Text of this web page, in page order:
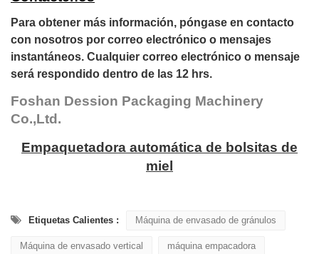
Para obtener más información, póngase en contacto
con nosotros por correo electrónico o mensajes
instantáneos. Cualquier correo electrónico o mensaje
será respondido dentro de las 12 hrs.
Foshan Dession Packaging Machinery
Co.,Ltd.
Empaquetadora automática de bolsitas de
miel
Etiquetas Calientes : Máquina de envasado de gránulos
Máquina de envasado vertical máquina empacadora